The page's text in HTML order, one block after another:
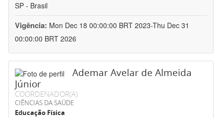
SP - Brasil
Vigência: Mon Dec 18 00:00:00 BRT 2023-Thu Dec 31
00:00:00 BRT 2026
Ademar Avelar de Almeida
Júnior
COORDENADOR(A)
CIÊNCIAS DA SAÚDE
Educação Física